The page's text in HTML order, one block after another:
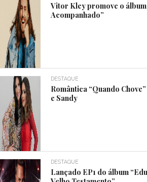
Vitor Kley promove o álbum
Acompanhado”
DESTAQUE
Romântica “Quando
e Sandy
DESTAQUE
Lançado EP1 do álbum